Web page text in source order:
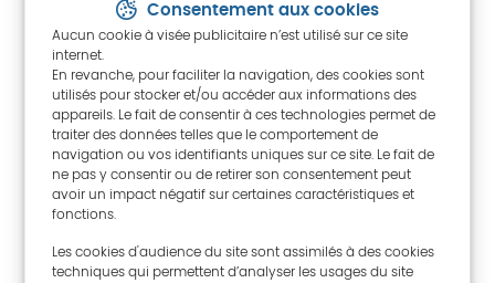
Consentement aux cookies
Aucun cookie à visée publicitaire n’est utilisé sur ce site
internet.
En revanche, pour faciliter la navigation, des cookies sont
utilisés pour stocker et/ou accéder aux informations des
appareils. Le fait de consentir à ces technologies permet de
traiter des données telles que le comportement de
navigation ou vos identifiants uniques sur ce site. Le fait de
ne pas y consentir ou de retirer son consentement peut
avoir un impact négatif sur certaines caractéristiques et
fonctions.
Les cookies d'audience du site sont assimilés à des cookies
techniques qui permettent d’analyser les usages du site
2e vice-présidence
Fadhila Gargouri
Vice-première présidente de la Cour des
comptes de Tunisie